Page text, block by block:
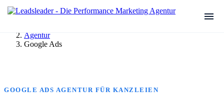
Agentur
Google Ads
GOOGLE ADS AGENTUR FÜR KANZLEIEN